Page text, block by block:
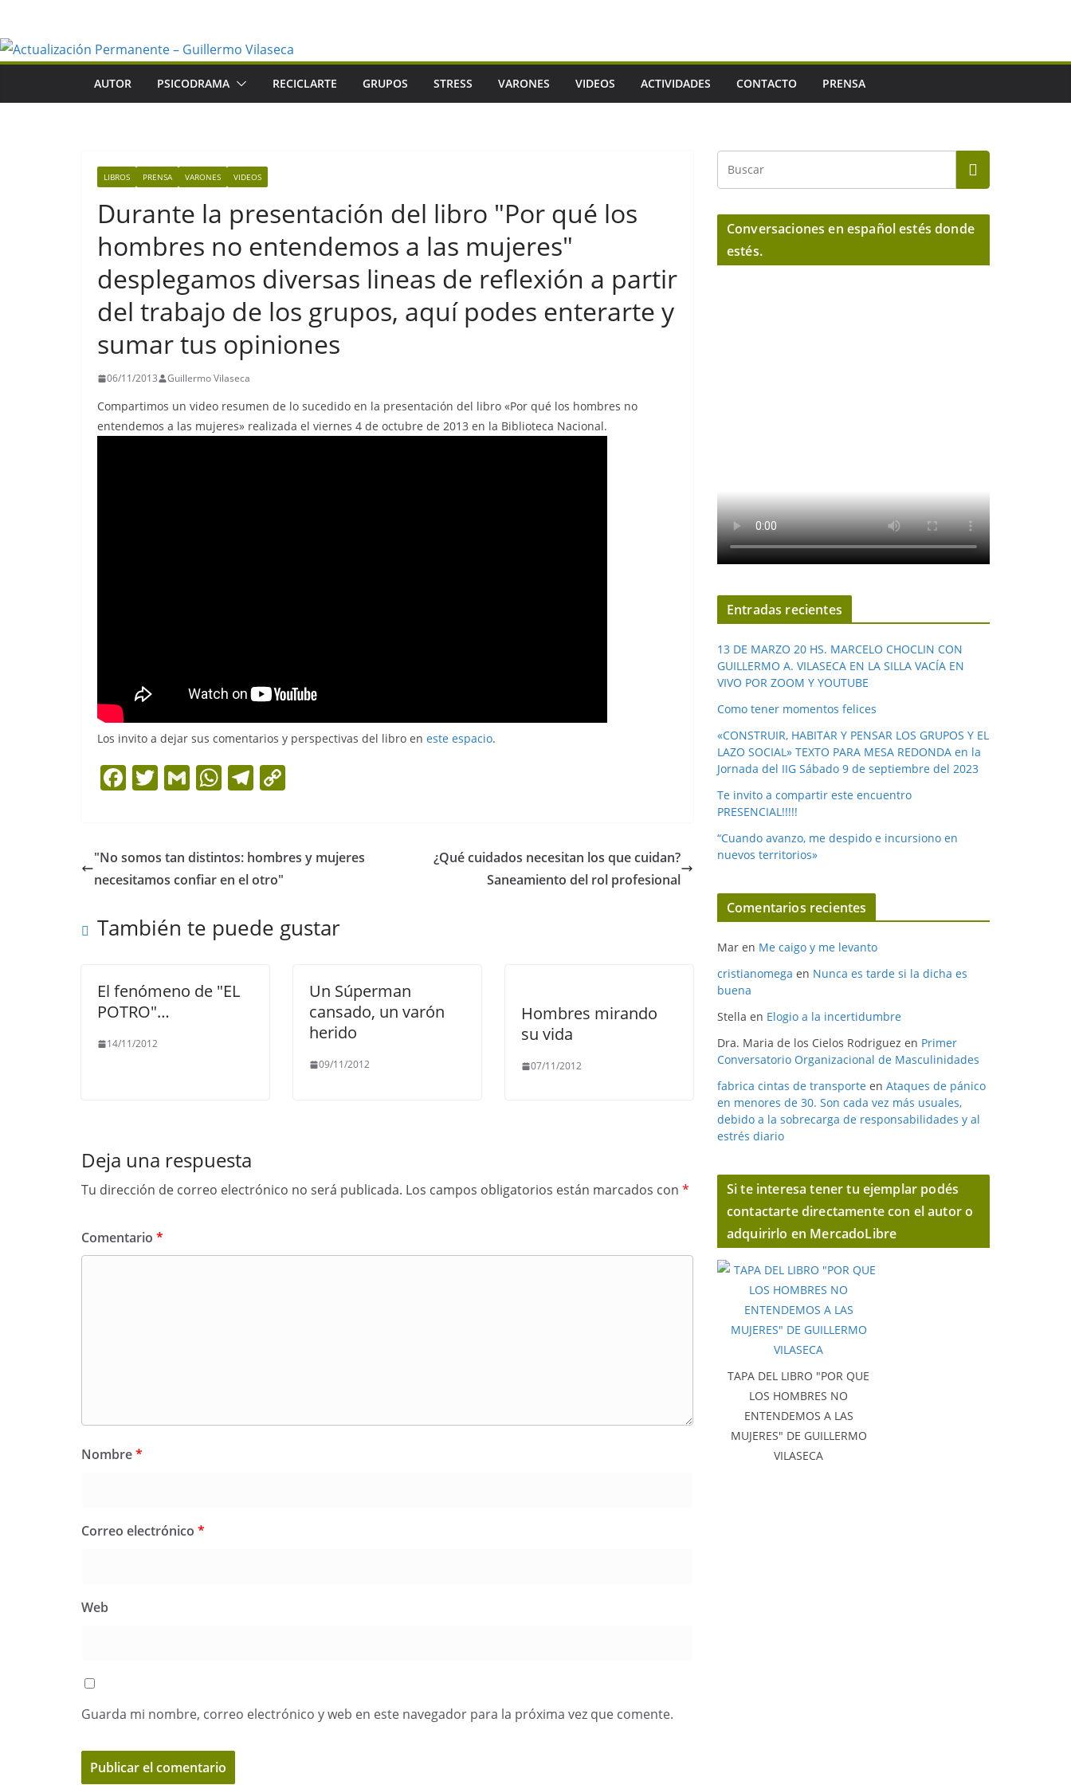
contenido
AUTOR PSICODRAMA RECICLARTE GRUPOS STRESS VARONES VIDEOS ACTIVIDADES CONTACTO PRENSA
LIBROS PRENSA VARONES VIDEOS
Durante la presentación del libro "Por qué los
hombres no entendemos a las mujeres"
desplegamos diversas lineas de reflexión a partir
del trabajo de los grupos, aquí podes enterarte y
sumar tus opiniones
06/11/2013 Guillermo Vilaseca
Compartimos un video resumen de lo sucedido en la presentación del libro «Por qué los hombres no
entendemos a las mujeres» realizada el viernes 4 de octubre de 2013 en la Biblioteca Nacional.
Los invito a dejar sus comentarios y perspectivas del libro en este espacio.
F
e
b
o
T
er
G
l
W
s
A
p
T
gr
a
y
k
"No somos tan distintos: hombres y mujeres
necesitamos confiar en el otro"
¿Qué cuidados necesitan los que cuidan?
Saneamiento del rol profesional
También te puede gustar
El fenómeno de "EL
POTRO"…
14/11/2012
Un Súperman
cansado, un varón
herido
09/11/2012
Hombres mirando
su vida
07/11/2012
Deja una respuesta
Tu dirección de correo electrónico no será publicada. Los campos obligatorios están marcados con *
Comentario *
Nombre*
Correo electrónico *
Web
Guarda mi nombre, correo electrónico y web en este navegador para la próxima vez que comente.
Conversaciones en español estés donde
estés.
Entradas recientes
13 DE MARZO 20 HS. MARCELO CHOCLIN CON
GUILLERMO A. VILASECA EN LA SILLA VACÍA EN
VIVO POR ZOOM Y YOUTUBE
Como tener momentos felices
«CONSTRUIR, HABITAR Y PENSAR LOS GRUPOS Y EL
LAZO SOCIAL» TEXTO PARA MESA REDONDA en la
Jornada del IIG Sábado 9 de septiembre del 2023
Te invito a compartir este encuentro
PRESENCIAL!!!!!
“Cuando avanzo, me despido e incursiono en
nuevos territorios»
Comentarios recientes
Mar en Me caigo y me levanto
cristianomega en Nunca es tarde si la dicha es
buena
Stella en Elogio a la incertidumbre
Dra. Maria de los Cielos Rodriguez en Primer
Conversatorio Organizacional de Masculinidades
fabrica cintas de transporte en Ataques de pánico
en menores de 30. Son cada vez más usuales,
debido a la sobrecarga de responsabilidades y al
estrés diario
Si te interesa tener tu ejemplar podés
contactarte directamente con el autor o
adquirirlo en MercadoLibre
TAPA DEL LIBRO "POR QUE
LOS HOMBRES NO
ENTENDEMOS A LAS
MUJERES" DE GUILLERMO
VILASECA